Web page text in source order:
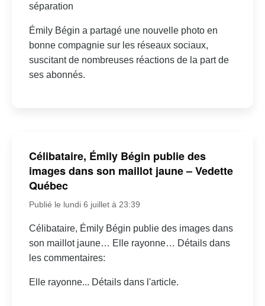
séparation
Émily Bégin a partagé une nouvelle photo en
bonne compagnie sur les réseaux sociaux,
suscitant de nombreuses réactions de la part de
ses abonnés.
Célibataire, Émily Bégin publie des
images dans son maillot jaune – Vedette
Québec
Publié le lundi 6 juillet à 23:39
Célibataire, Émily Bégin publie des images dans
son maillot jaune… Elle rayonne… Détails dans
les commentaires:
Elle rayonne... Détails dans l'article.